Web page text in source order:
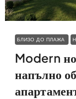
БЛИЗО ДО ПЛАЖА
Modern
напълно